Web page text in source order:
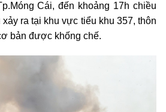
Cái, đến khoảng 17h chiều
ra tại khu vực tiểu khu 357, thôn
bản được khống chế.